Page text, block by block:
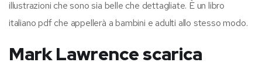
illustrazioni che sono sia belle che dettagliate. È un libro
italiano pdf che appellerà a bambini e adulti allo stesso modo.
Mark Lawrence scarica